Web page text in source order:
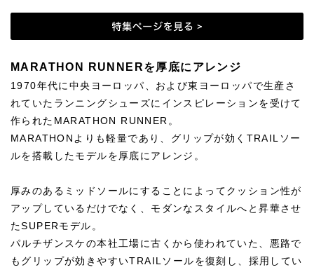
MARATHON RUNNERを厚底にアレンジ
1970年代に中央ヨーロッパ、および東ヨーロッパで生産さ
れていたランニングシューズにインスピレーションを受けて
作られたMARATHON RUNNER。
MARATHONよりも軽量であり、グリップが効くTRAILソー
ルを搭載したモデルを厚底にアレンジ。
厚みのあるミッドソールにすることによってクッション性が
アップしているだけでなく、モダンなスタイルへと昇華させ
たSUPERモデル。
パルチザンスケの本社工場に古くから使われていた、悪路で
もグリップが効きやすいTRAILソールを復刻し、採用してい